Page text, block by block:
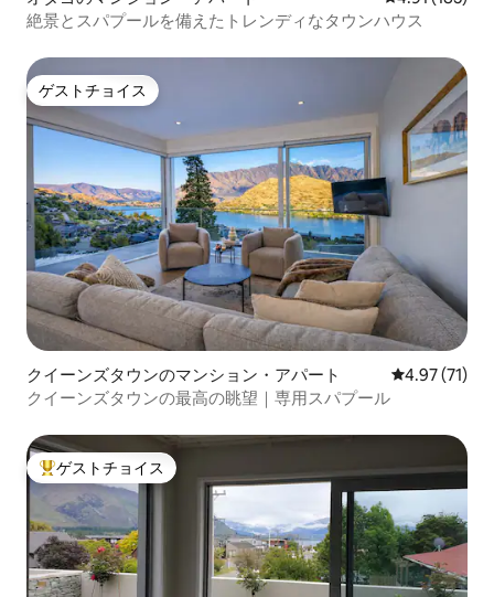
絶景とスパプールを備えたトレンディなタウンハウス
ゲストチョイス
ゲストチョイス
クイーンズタウンのマンション・アパート レビュー71
4.97 (71)
クイーンズタウンの最高の眺望｜専用スパプール
大好評のゲストチョイスです。
ゲストチョイス